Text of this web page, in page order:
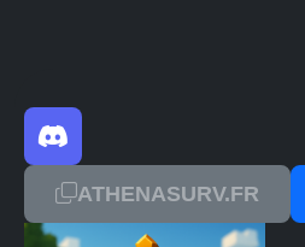
ATHENASURV.FR